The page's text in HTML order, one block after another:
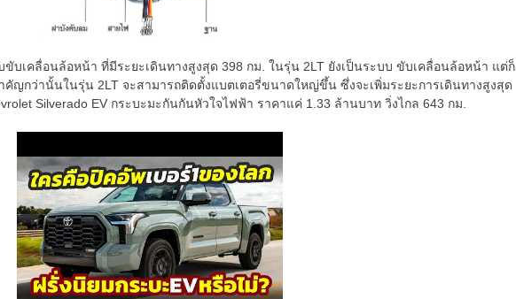
บเคลื่อนล้อหน้า ที่มีระยะเดินทางสูงสุด 398 กม. ในรุ่น 2LT ยังเป็นระบบ ขับเคลื่อนล้อหน้า แต่ก็
คัญกว่านั้นในรุ่น 2LT จะสามารถติดตั้งแบตเตอรี่ขนาดใหญ่ขึ้น ซึ่งจะเพิ่มระยะการเดินทางสูงสุด
Silverado EV กระบะมะกันกันหัวใจไฟฟ้า ราคาแค่ 1.33 ล้านบาท วิ่งไกล 643 กม.